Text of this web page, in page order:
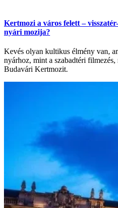
Kertmozi a város felett –
nyári mozija?
Kevés olyan kultikus élmény van,
nyárhoz, mint a szabadtéri
Budavári Kertmozit.